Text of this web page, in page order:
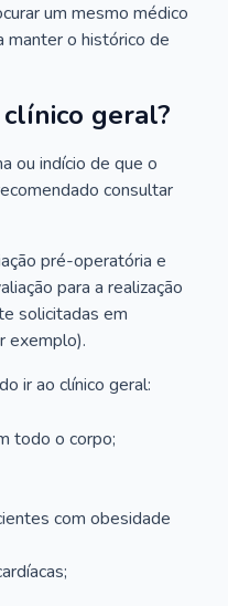
um mesmo médico
manter o histórico de
geral?
ou indício de que o
consultar
pré-operatória e
para a realização
solicitadas em
exemplo).
ir ao clínico geral:
todo o corpo;
com obesidade